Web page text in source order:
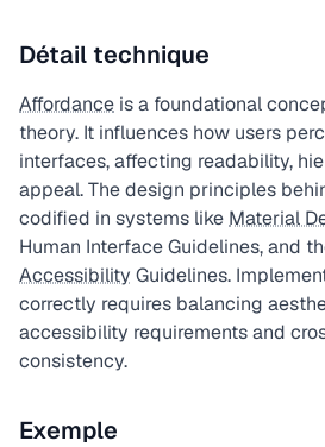
Détail technique
Affordance is a foundational
theory. It influences how users
interfaces, affecting readability,
appeal. The design principles
codified in systems like Material
Human Interface Guidelines, and
Accessibility Guidelines.
correctly requires balancing
accessibility requirements and
consistency.
Exemple